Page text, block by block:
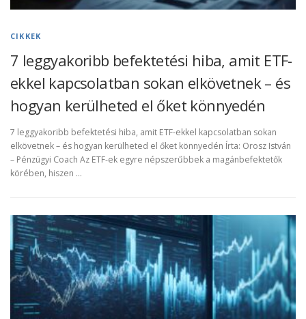
CIKKEK
7 leggyakoribb befektetési hiba, amit ETF-
ekkel kapcsolatban sokan elkövetnek – és
hogyan kerülheted el őket könnyedén
7 leggyakoribb befektetési hiba, amit ETF-ekkel kapcsolatban sokan
elkövetnek – és hogyan kerülheted el őket könnyedén Írta: Orosz István
– Pénzügyi Coach Az ETF-ek egyre népszerűbbek a magánbefektetők
körében, hiszen …